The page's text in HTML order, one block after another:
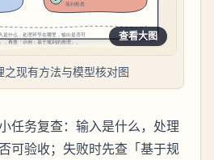
查看大图
之现有方法与模型核对图
任务复查：输入是什么，处理
可验收；失败时先查「基于规